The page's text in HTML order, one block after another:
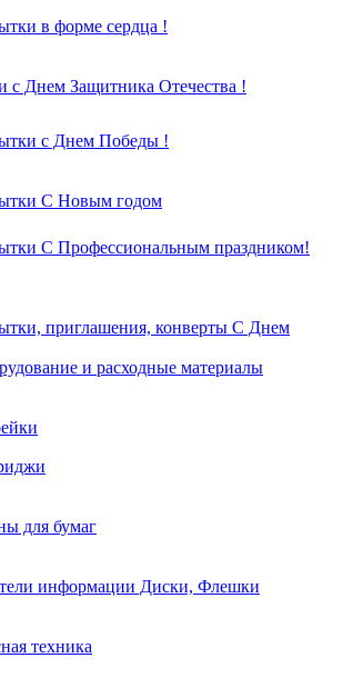
в форме сердца !
с Днем Защитника Отечества !
с Днем Победы !
С Новым годом
С Профессиональным праздником!
приглашения, конверты С Днем
и расходные материалы
для бумаг
информации Диски, Флешки
техника